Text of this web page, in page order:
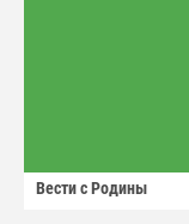
Вести с Родины